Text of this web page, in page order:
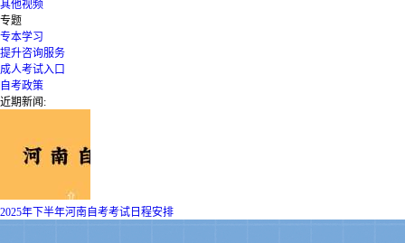
其他视频
专题
专本学习
提升咨询服务
成人考试入口
自考政策
近期新闻:
2025年下半年河南自考考试日程安排